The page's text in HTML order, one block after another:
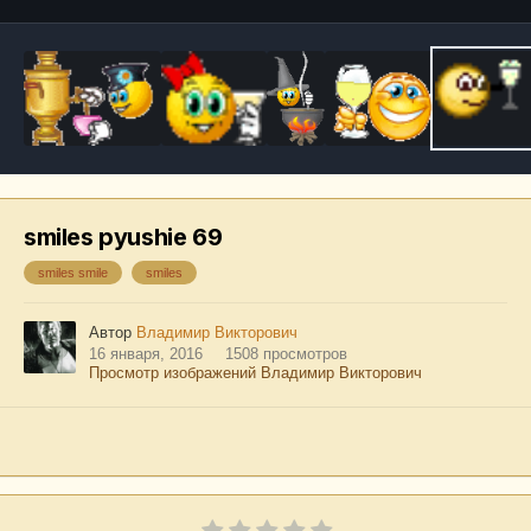
smiles pyushie 69
smiles smile smiles
Автор Владимир Викторович
16 января, 2016
1508 просмотров
Просмотр изображений Владимир Викторович